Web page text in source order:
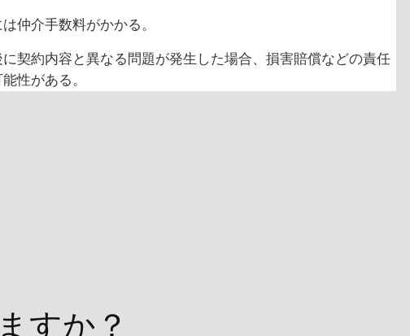
仲介手数料がかかる。
契約内容と異なる問題が発生した場合、損害賠償などの責任
性がある。
すか？